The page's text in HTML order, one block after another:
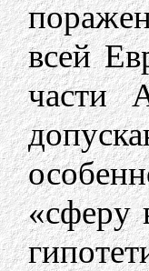
всей
части
«сферу